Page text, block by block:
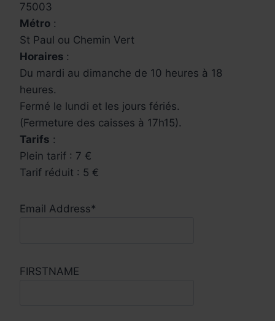
75003
Métro :
St Paul ou Chemin Vert
Horaires :
Du mardi au dimanche de 10 heures à 18
heures.
Fermé le lundi et les jours fériés.
(Fermeture des caisses à 17h15).
Tarifs :
Plein tarif : 7 €
Tarif réduit : 5 €
Email Address*
FIRSTNAME